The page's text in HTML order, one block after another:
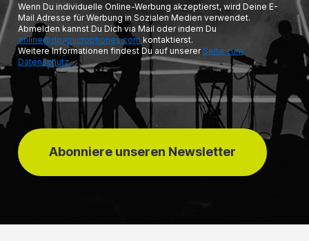
Wenn Du individuelle Online-Werbung akzeptierst, wird Deine E-
Mail Adresse für Werbung in Sozialen Medien verwendet.
Abmelden kannst Du Dich via Mail oder indem Du
online@dpamicrophones.com kontaktierst.
Weitere Informationen findest Du auf unserer Seite zum
Datenschutz.
Abonniere unseren Newsletter